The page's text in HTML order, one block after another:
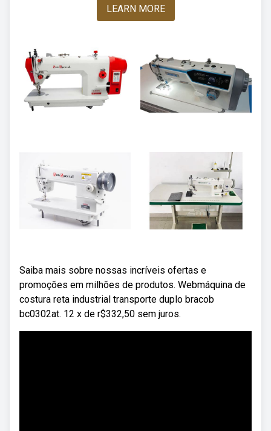
LEARN MORE
Saiba mais sobre nossas incríveis ofertas e
promoções em milhões de produtos. Webmáquina de
costura reta industrial transporte duplo bracob
bc0302at. 12 x de r$332,50 sem juros.